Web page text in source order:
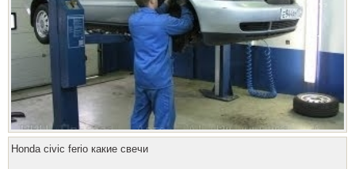
Honda civic ferio какие свечи